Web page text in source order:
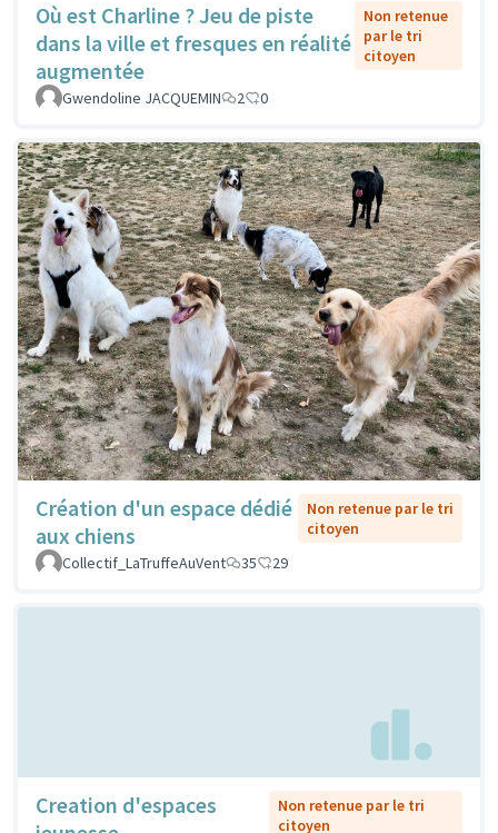
Où est Charline ? Jeu de piste
dans la ville et fresques en réalité
augmentée
Non retenue
par le tri
citoyen
Gwendoline JACQUEMIN 2 0
Création d'un espace dédié
aux chiens
Non retenue par le tri
citoyen
Collectif_LaTruffeAuVent
35 29
Creation d'espaces
Non retenue par le tri
citoyen